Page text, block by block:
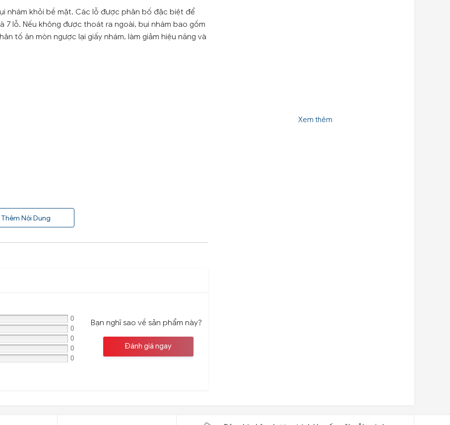
nhám khỏi bề mặt. Các lỗ được phân bố đặc biệt để
7 lỗ. Nếu không được thoát ra ngoài, bụi nhám bao gồm
tố ăn mòn ngược lại giấy nhám, làm giảm hiệu năng và
Nội Dung
0
0
0
0
0
Bạn nghĩ sao về sản phẩm này?
Đánh giá ngay
Xem thêm